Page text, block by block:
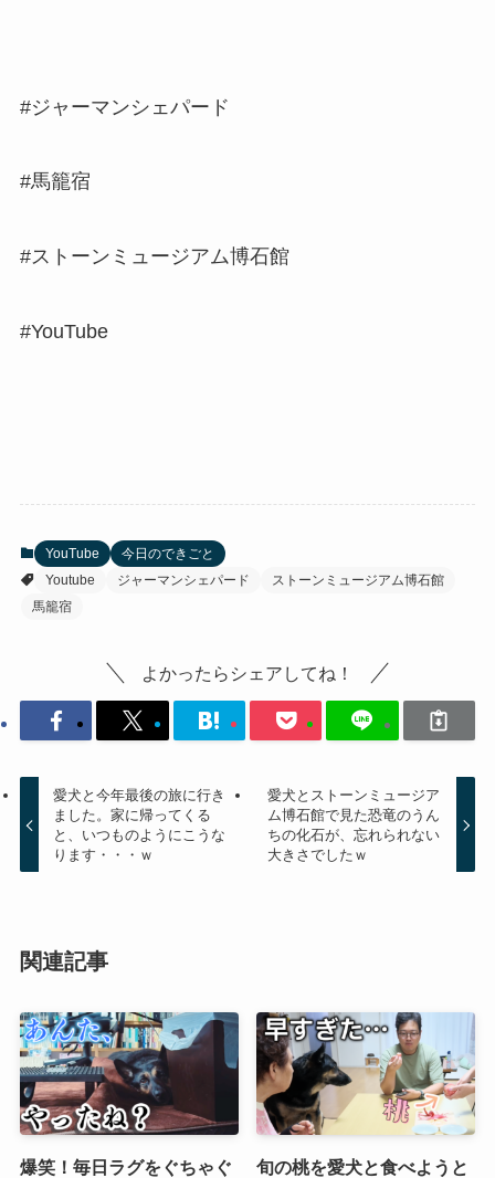
#ジャーマンシェパード
#馬籠宿
#ストーンミュージアム博石館
#YouTube
YouTube
今日のできごと
Youtube
ジャーマンシェパード
ストーンミュージアム博石館
馬籠宿
よかったらシェアしてね！
愛犬と今年最後の旅に行き
ました。家に帰ってくる
と、いつものようにこうな
ります・・・ｗ
愛犬とストーンミュージア
ム博石館で見た恐竜のうん
ちの化石が、忘れられない
大きさでしたｗ
関連記事
爆笑！毎日ラグをぐちゃぐ
旬の桃を愛犬と食べようと